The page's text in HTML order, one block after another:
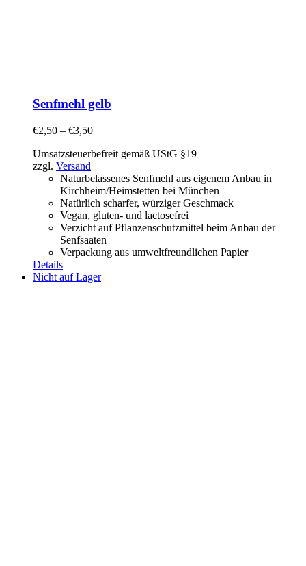
Senfmehl gelb
€2,50 – €3,50
Umsatzsteuerbefreit gemäß UStG §19
zzgl. Versand
Naturbelassenes Senfmehl aus eigenem Anbau in
Kirchheim/Heimstetten bei München
Natürlich scharfer, würziger Geschmack
Vegan, gluten- und lactosefrei
Verzicht auf Pflanzenschutzmittel beim Anbau der
Senfsaaten
Verpackung aus umweltfreundlichen Papier
Details
Nicht auf Lager